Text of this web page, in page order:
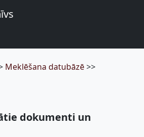
Meklēšana datubāzē>>
dokumenti un